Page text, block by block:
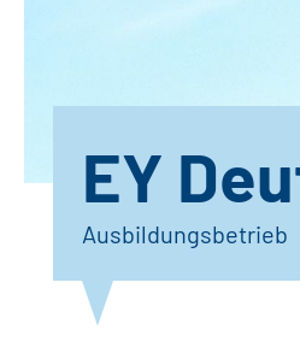
EY
Ausbildungsbetrieb